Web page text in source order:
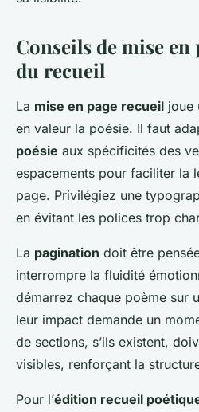
Conseils de mise en
du recueil
La mise en page recueil joue
en valeur la poésie. Il faut
poésie aux spécificités des
espacements pour faciliter la
page. Privilégiez une
en évitant les polices trop
La pagination doit être
interrompre la fluidité
démarrez chaque poème sur
leur impact demande un
de sections, s’ils existent,
visibles, renforçant la
Pour l’édition recueil